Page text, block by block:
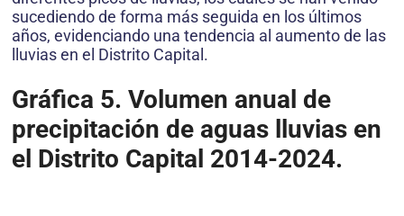
sucediendo de forma más seguida en los últimos
años, evidenciando una tendencia al aumento de las
lluvias en el Distrito Capital.
Gráfica 5. Volumen anual de
precipitación de aguas lluvias en
el Distrito Capital 2014-2024.